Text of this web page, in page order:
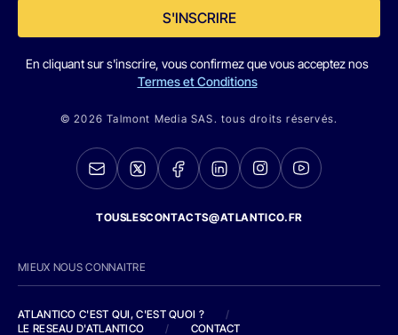
S'INSCRIRE
En cliquant sur s'inscrire, vous confirmez que vous acceptez nos
Termes et Conditions
© 2026 Talmont Media SAS. tous droits réservés.
TOUSLESCONTACTS@ATLANTICO.FR
MIEUX NOUS CONNAITRE
ATLANTICO C'EST QUI, C'EST QUOI ?
/
LE RESEAU D'ATLANTICO
/ CONTACT